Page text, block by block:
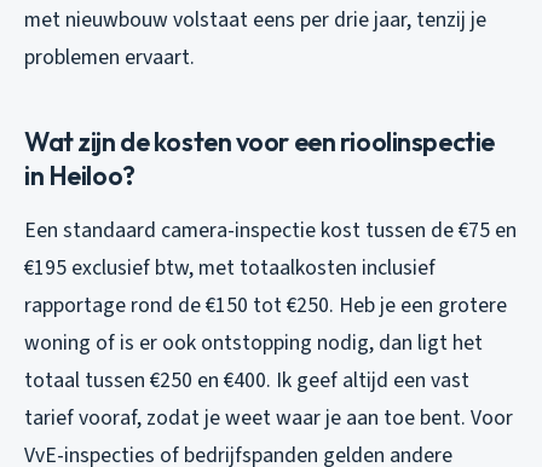
met nieuwbouw volstaat eens per drie jaar, tenzij je
problemen ervaart.
Wat zijn de kosten voor een rioolinspectie
in Heiloo?
Een standaard camera-inspectie kost tussen de €75 en
€195 exclusief btw, met totaalkosten inclusief
rapportage rond de €150 tot €250. Heb je een grotere
woning of is er ook ontstopping nodig, dan ligt het
totaal tussen €250 en €400. Ik geef altijd een vast
tarief vooraf, zodat je weet waar je aan toe bent. Voor
VvE-inspecties of bedrijfspanden gelden andere